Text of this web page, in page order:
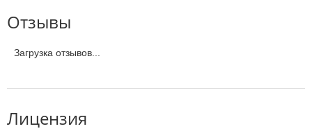
Отзывы
Загрузка отзывов...
Лицензия